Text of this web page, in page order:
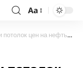
Aa
цен на нефть из России